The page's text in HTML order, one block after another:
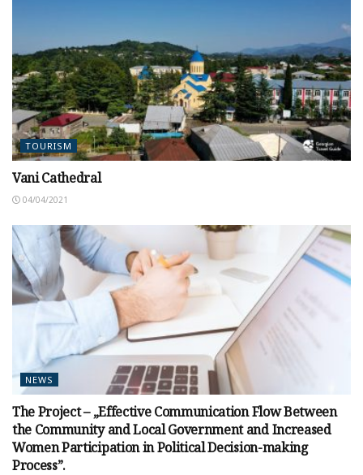
TOURISM
Vani Cathedral
04/04/2021
NEWS
The Project – „Effective Communication Flow Between
the Community and Local Government and Increased
Women Participation in Political Decision-making
Process”.